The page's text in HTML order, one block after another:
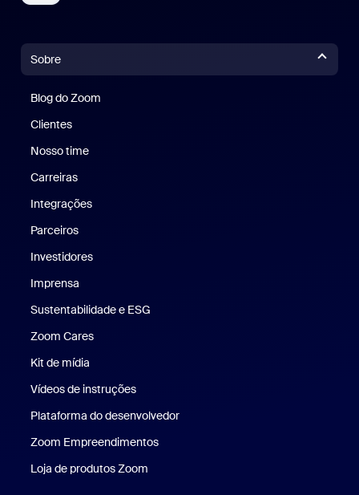
Sobre
Blog do Zoom
Clientes
Nosso time
Carreiras
Integrações
Parceiros
Investidores
Imprensa
Sustentabilidade e ESG
Zoom Cares
Kit de mídia
Vídeos de instruções
Plataforma do desenvolvedor
Zoom Empreendimentos
Loja de produtos Zoom